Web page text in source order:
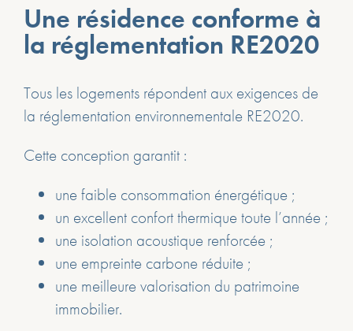
Une résidence conforme à
la réglementation RE2020
Tous les logements répondent aux exigences de
la réglementation environnementale RE2020.
Cette conception garantit :
une faible consommation énergétique ;
un excellent confort thermique toute l’année ;
une isolation acoustique renforcée ;
une empreinte carbone réduite ;
une meilleure valorisation du patrimoine
immobilier.